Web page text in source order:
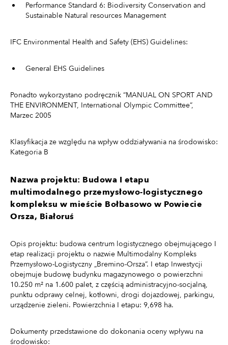
Performance Standard 6: Biodiversity Conservation and
Sustainable Natural resources Management
IFC Environmental Health and Safety (EHS) Guidelines:
General EHS Guidelines
Ponadto wykorzystano podręcznik “MANUAL ON SPORT AND
THE ENVIRONMENT, International Olympic Committee”,
Marzec 2005
Klasyfikacja ze względu na wpływ oddziaływania na środowisko:
Kategoria B
Nazwa projektu: Budowa I etapu
multimodalnego przemysłowo-logistycznego
kompleksu w mieście Bołbasowo w Powiecie
Orsza, Białoruś
Opis projektu: budowa centrum logistycznego obejmującego I
etap realizacji projektu o nazwie Multimodalny Kompleks
Przemysłowo-Logistyczny „Bremino-Orsza”. I etap Inwestycji
obejmuje budowę budynku magazynowego o powierzchni
10.250 m² na 1.600 palet, z częścią administracyjno-socjalną,
punktu odprawy celnej, kotłowni, drogi dojazdowej, parkingu,
urządzenie zieleni. Powierzchnia I etapu: 9,698 ha.
Dokumenty przedstawione do dokonania oceny wpływu na
środowisko: